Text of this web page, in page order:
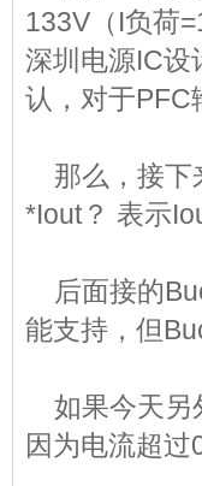
133V（I负荷
深圳 电源IC设
认，对于PFC
那么，接下
*Iout？ 表示
后面接的
能支持，但
如果今天另
因为电流超过